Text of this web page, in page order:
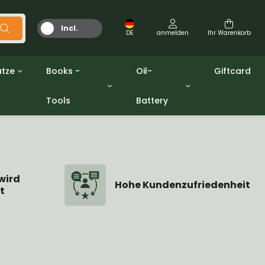
Incl.
MwSt.
DE anmelden Ihr Warenkorb
Books -
Tools
Werkzeuge
Oil-
Battery
Öle und Fette
Giftcard
Hohe Kundenzufriedenheit